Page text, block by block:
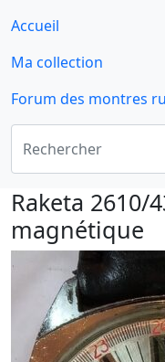
Accueil
Ma collection
Forum des montres
Raketa 2610/
magnétique